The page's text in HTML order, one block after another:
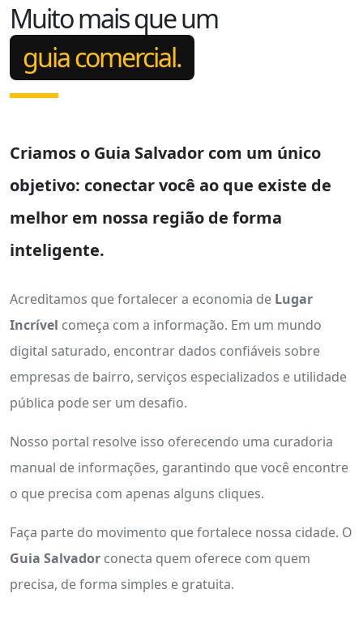
Muito mais que um
guia comercial.
Criamos o Guia Salvador com um único
objetivo: conectar você ao que existe de
melhor em nossa região de forma
inteligente.
Acreditamos que fortalecer a economia de Lugar
Incrível começa com a informação. Em um mundo
digital saturado, encontrar dados confiáveis sobre
empresas de bairro, serviços especializados e utilidade
pública pode ser um desafio.
Nosso portal resolve isso oferecendo uma curadoria
manual de informações, garantindo que você encontre
o que precisa com apenas alguns cliques.
Faça parte do movimento que fortalece nossa cidade. O
Guia Salvador conecta quem oferece com quem
precisa, de forma simples e gratuita.